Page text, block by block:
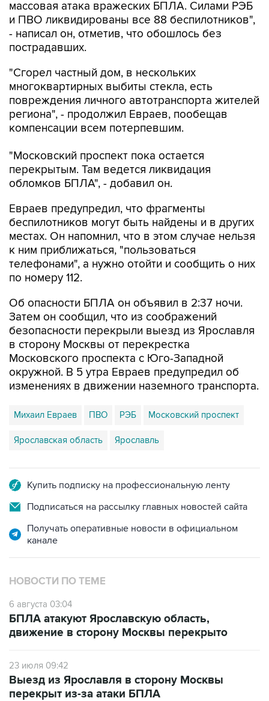
массовая атака вражеских БПЛА. Силами РЭБ
и ПВО ликвидированы все 88 беспилотников",
- написал он, отметив, что обошлось без
пострадавших.
"Сгорел частный дом, в нескольких
многоквартирных выбиты стекла, есть
повреждения личного автотранспорта жителей
региона", - продолжил Евраев, пообещав
компенсации всем потерпевшим.
"Московский проспект пока остается
перекрытым. Там ведется ликвидация
обломков БПЛА", - добавил он.
Евраев предупредил, что фрагменты
беспилотников могут быть найдены и в других
местах. Он напомнил, что в этом случае нельзя
к ним приближаться, "пользоваться
телефонами", а нужно отойти и сообщить о них
по номеру 112.
Об опасности БПЛА он объявил в 2:37 ночи.
Затем он сообщил, что из соображений
безопасности перекрыли выезд из Ярославля
в сторону Москвы от перекрестка
Московского проспекта с Юго-Западной
окружной. В 5 утра Евраев предупредил об
изменениях в движении наземного транспорта.
Михаил Евраев ПВО РЭБ Московский проспект
Ярославская область Ярославль
Купить подписку на профессиональную ленту
Подписаться на рассылку главных новостей сайта
Получать оперативные новости в официальном
канале
НОВОСТИ ПО ТЕМЕ
6 августа 03:04
БПЛА атакуют Ярославскую область,
движение в сторону Москвы перекрыто
23 июля 09:42
Выезд из Ярославля в сторону Москвы
перекрыт из-за атаки БПЛА